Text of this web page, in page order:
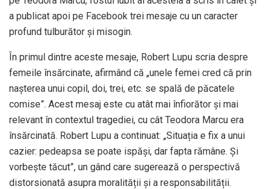
a publicat apoi pe Facebook trei mesaje cu un caracter
profund tulburător și misogin.
În primul dintre aceste mesaje, Robert Lupu scria despre
femeile însărcinate, afirmând că „unele femei cred că prin
nașterea unui copil, doi, trei, etc. se spală de păcatele
comise”. Acest mesaj este cu atât mai înfiorător și mai
relevant în contextul tragediei, cu cât Teodora Marcu era
însărcinată. Robert Lupu a continuat: „Situația e fix a unui
cazier: pedeapsa se poate ispăși, dar fapta rămâne. Și
vorbește tăcut”, un gând care sugerează o perspectivă
distorsionată asupra moralității și a responsabilității.